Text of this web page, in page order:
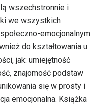
wszechstronnie i
we wszystkich
emocjonalnym
do kształtowania u
jak: umiejętność
znajomość podstaw
się w prosty i
emocjonalna. Książka